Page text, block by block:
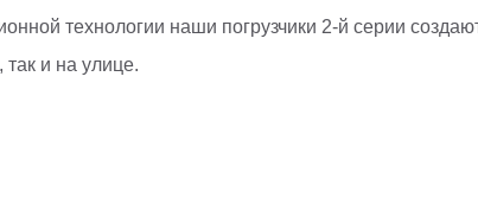
технологии наши погрузчики 2-й серии
и на улице.